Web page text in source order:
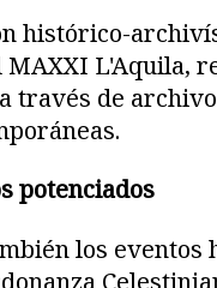
histórico-
MAXXI L'Aquila,
través de
potenciados
los